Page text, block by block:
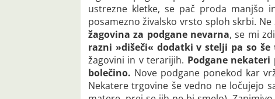
ustrezne kletke, se pač proda manjšo
posamezno živalsko vrsto sploh skrbi.
žagovina za podgane nevarna, se mi
razni »dišeči« dodatki v stelji pa so
žagovini in v terarijih. Podgane
bolečino. Nove podgane ponekod kar
Nekatere trgovine še vedno ne ločujejo